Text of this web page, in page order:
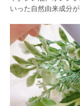
いった自然由来成分